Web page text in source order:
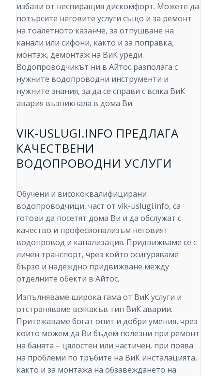
избави от неспиращия дискомфорт. Можете да
потърсите неговите услуги също и за ремонт
на тоалетното казанче, за отпушване на
канали или сифони, както и за поправка,
монтаж, демонтаж на ВиК уреди.
Водопроводчикът ни в Айтос разполага с
нужните водопроводни инструменти и
нужните знания, за да се справи с всяка ВиК
авария възникнала в дома Ви.
VIK-USLUGI.INFO ПРЕДЛАГА
КАЧЕСТВЕНИ
ВОДОПРОВОДНИ УСЛУГИ
Обучени и висококвалифицирани
водопроводчици, част от vik-uslugi.info, са
готови да посетят дома Ви и да обслужат с
качество и професионализъм неговият
водопровод и канализация. Придвижваме се с
личен транспорт, чрез който осигуряваме
бързо и надеждно придвижване между
отделните обекти в Айтос.
Изпълняваме широка гама от ВиК услуги и
отстраняваме всякакъв тип ВиК аварии.
Притежаваме богат опит и добри умения, чрез
които можем да Ви бъдем полезни при ремонт
на банята – цялостен или частичен, при поява
на проблеми по тръбите на ВиК инсталацията,
както и за монтажа на обзавеждането на